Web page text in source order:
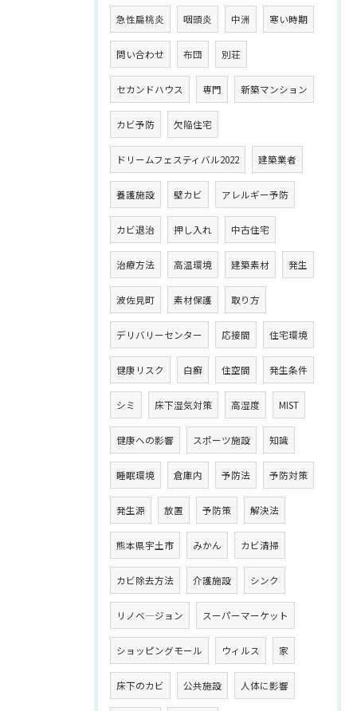
急性扁桃炎 咽頭炎 中洲 寒い時期
問い合わせ 布団 別荘
セカンドハウス 専門 新築マンション
カビ予防 欠陥住宅
ドリームフェスティバル2022 建築業者
養護施設 壁カビ アレルギー予防
カビ退治 押し入れ 中古住宅
治療方法 高温環境 建築素材 発生
波佐見町 素材保護 取り方
デリバリーセンター 応接間 住宅環境
健康リスク 白癬 住空間 発生条件
シミ 床下湿気対策 高湿度 MIST
健康への影響 スポーツ施設 知識
睡眠環境 倉庫内 予防法 予防対策
発生源 放置 予防策 解決法
熊本県宇土市 みかん カビ清掃
カビ除去方法 介護施設 シンク
リノベ―ジョン スーパーマーケット
ショッピングモール ウィルス 家
床下のカビ 公共施設 人体に影響